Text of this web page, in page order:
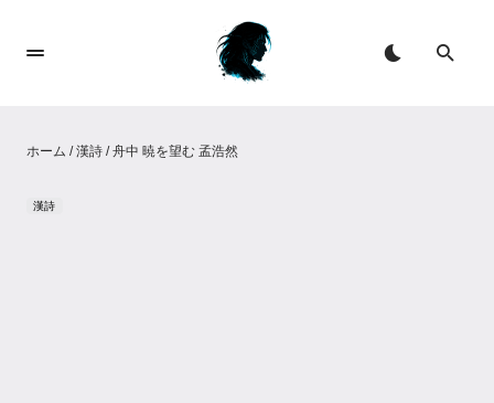
ホーム /漢詩 /舟中 暁を望む 孟浩然
漢詩